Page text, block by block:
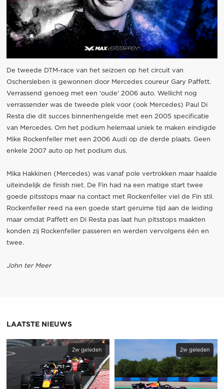
De tweede DTM-race van het seizoen op het circuit van
Oschersleben is gewonnen door Mercedes coureur Gary Paffett.
Verrassend genoeg met een 'oude' 2006 auto. Wellicht nog
verrassender was de tweede plek voor (ook Mercedes) Paul Di
Resta die dit succes binnenhengelde met een 2005 specificatie
van Mercedes. Om het podium helemaal uniek te maken eindigde
Mike Rockenfeller met een 2006 Audi op de derde plaats. Geen
enkele 2007 auto op het podium dus.
Mika Hakkinen (Mercedes) was vanaf pole vertrokken maar haalde
uiteindelijk de finish niet. De Fin had na een matige start twee
goede pitsstops maar na contact met Rockenfeller viel de Fin stil.
Rockenfeller reed na een goede start geruime tijd aan de leiding
maar omdat Paffett en Di Resta pas laat hun pitsstops maakten
konden zij Rockenfeller passeren en werden vervolgens één en
twee.
John ter Meer
LAATSTE NIEUWS
2w geleden 2w geleden